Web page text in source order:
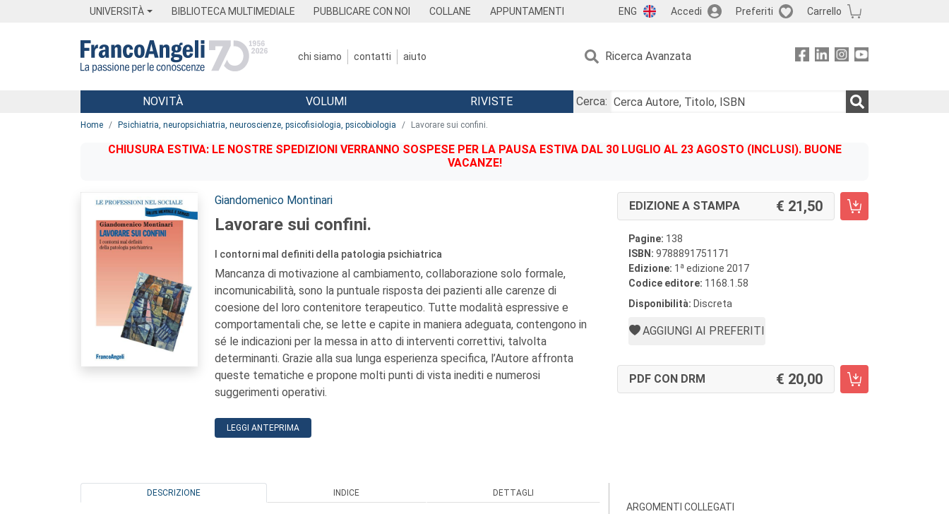
UNIVERSITÀ BIBLIOTECA MULTIMEDIALE PUBBLICARE CON NOI COLLANE APPUNTAMENTI ENG Accedi Preferiti Carrello
chi siamo contatti aiuto Ricerca Avanzata
Menu
NOVITÀ VOLUMI RIVISTE
Cerca:
Home Psichiatria, neuropsichiatria, neuroscienze, psicofisiologia, psicobiologia Lavorare sui confini.
CHIUSURA ESTIVA: LE NOSTRE SPEDIZIONI VERRANNO SOSPESE PER LA PAUSA ESTIVA DAL 30 LUGLIO AL 23 AGOSTO (INCLUSI). BUONE
VACANZE!
Autori:
Giandomenico Montinari
Lavorare sui confini.
I contorni mal definiti della patologia psichiatrica
Mancanza di motivazione al cambiamento, collaborazione solo formale,
incomunicabilità, sono la puntuale risposta dei pazienti alle carenze di
coesione del loro contenitore terapeutico. Tutte modalità espressive e
comportamentali che, se lette e capite in maniera adeguata, contengono in
sé le indicazioni per la messa in atto di interventi correttivi, talvolta
determinanti. Grazie alla sua lunga esperienza specifica, l’Autore affronta
queste tematiche e propone molti punti di vista inediti e numerosi
suggerimenti operativi.
LEGGI ANTEPRIMA
EDIZIONE A STAMPA 21,50
Pagine: 138
ISBN: 9788891751171
Edizione: 1 a edizione 2017
Codice editore: 1168.1.58
Disponibilità: Discreta
AGGIUNGI AI PREFERITI
PDF CON DRM 20,00
DESCRIZIONE INDICE DETTAGLI
ARGOMENTI COLLEGATI